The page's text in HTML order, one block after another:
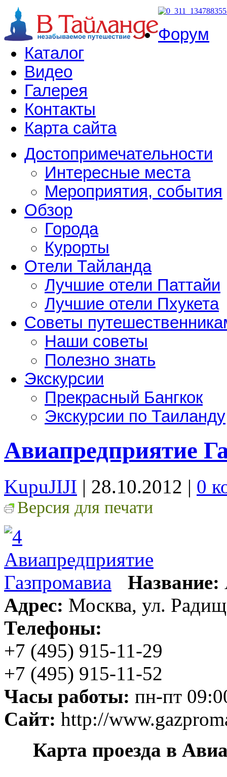
Форум
Каталог
Видео
Галерея
Контакты
Карта сайта
Достопримечательности
Интересные места
Мероприятия, события
Обзор
Города
Курорты
Отели Тайланда
Лучшие отели Паттайи
Лучшие отели Пхукета
Советы
Наши советы
Полезно знать
Экскурсии
Прекрасный Бангкок
Экскурсии по Таиланду
Авиапредприятие
KupuJIJI | 28.10.2012 | 0
Версия для печати
Название:
Адрес: Москва, ул.
Телефоны:
+7 (495) 915-11-29
+7 (495) 915-11-52
Часы работы: пн-пт
Сайт: http://
Карта проезда в